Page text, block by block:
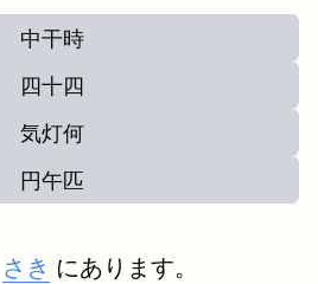
中干時
四十四
気灯何
円午匹
さき にあります。